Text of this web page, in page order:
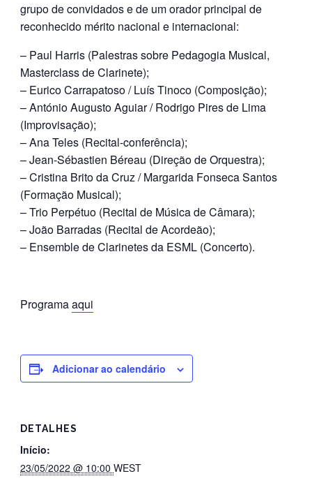
grupo de convidados e de um orador principal de
reconhecido mérito nacional e internacional:
– Paul Harris (Palestras sobre Pedagogia Musical,
Masterclass de Clarinete);
– Eurico Carrapatoso / Luís Tinoco (Composição);
– António Augusto Aguiar / Rodrigo Pires de Lima
(Improvisação);
– Ana Teles (Recital-conferência);
– Jean-Sébastien Béreau (Direção de Orquestra);
– Cristina Brito da Cruz / Margarida Fonseca Santos
(Formação Musical);
– Trio Perpétuo (Recital de Música de Câmara);
– João Barradas (Recital de Acordeão);
– Ensemble de Clarinetes da ESML (Concerto).
Programaaqui
Adicionar ao calendário
DETALHES
Início:
23/05/2022 @ 10:00 WEST